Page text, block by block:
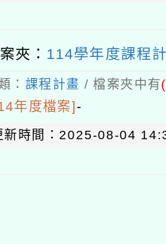
夾： 114學年度課程
： 課程計畫 / 檔案夾中有
年度檔案]-
新時間：2025-08-04